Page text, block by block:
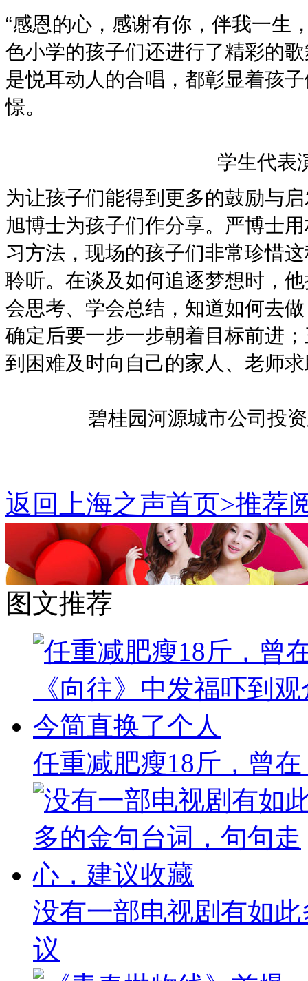
“感恩的心，感谢有你，伴我一生
色小学的孩子们还进行了精彩的
是悦耳动人的合唱，都彰显着孩
憬。
学生代表
为让孩子们能得到更多的鼓励与
旭博士为孩子们作分享。严博士
习方法，现场的孩子们非常珍惜
聆听。在谈及如何追逐梦想时，
会思考、学会总结，知道如何去
确定后要一步一步朝着目标前进
到困难及时向自己的家人、老师
碧桂园河源城市公司投
返回上海之声首页>推荐
图文推荐
任重减肥瘦18斤，曾
没有一部电视剧有如
议